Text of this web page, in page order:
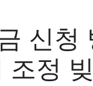
신청
조정